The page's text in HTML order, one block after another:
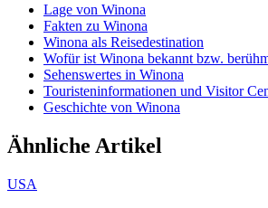
Lage von Winona
Fakten zu Winona
Winona als Reisedestination
Wofür ist Winona bekannt bzw.
Sehenswertes in Winona
Touristeninformationen und Visitor
Geschichte von Winona
Ähnliche Artikel
USA